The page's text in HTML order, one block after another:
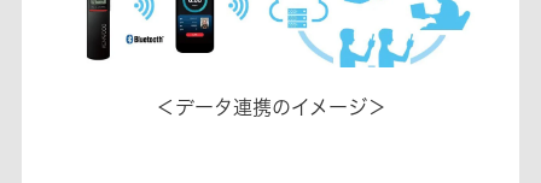
＜データ連携のイメージ＞